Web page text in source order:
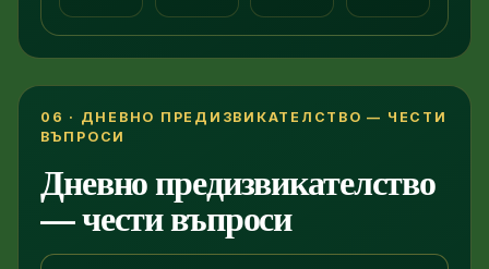
06 · ДНЕВНО ПРЕДИЗВИКАТЕЛСТВО — ЧЕСТИ
ВЪПРОСИ
Дневно предизвикателство
— чести въпроси